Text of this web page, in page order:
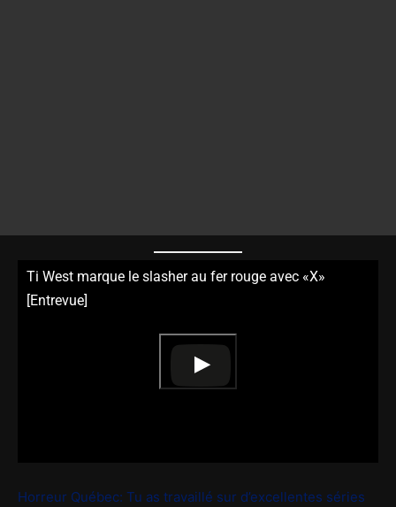
Ti West marque le slasher au fer rouge avec «X»
[Entrevue]
Horreur Québec: Tu as travaillé sur d’excellentes séries